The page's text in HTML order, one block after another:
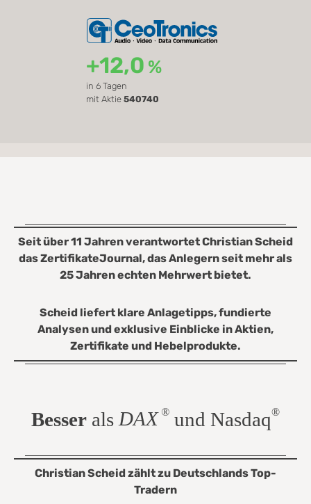
+12,0 %
in 6 Tagen
mit Aktie 540740
Seit über 11 Jahren verantwortet Christian Scheid
das ZertifikateJournal, das Anlegern seit mehr als
25 Jahren echten Mehrwert bietet.
Scheid liefert klare Anlagetipps, fundierte
Analysen und exklusive Einblicke in Aktien,
Zertifikate und Hebelprodukte.
Besser alsDAX ® und Nasdaq®
Christian Scheid zählt zu Deutschlands Top-
Tradern